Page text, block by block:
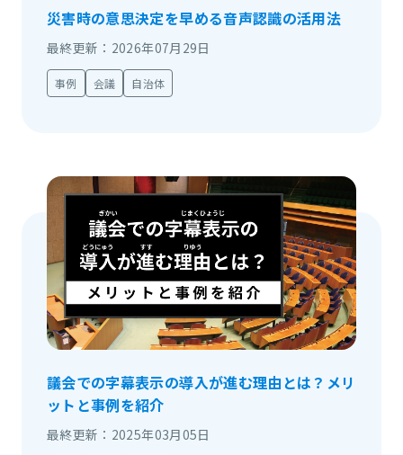
災害時の意思決定を早める音声認識の活用法
最終更新：2026年07月29日
事例 会議 自治体
議会での字幕表示の導入が進む理由とは？メリ
ットと事例を紹介
最終更新：2025年03月05日